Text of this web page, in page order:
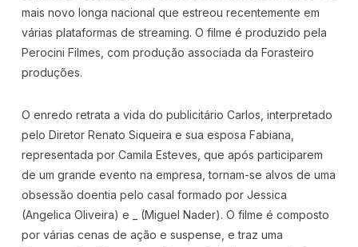
mais novo longa nacional que estreou recentemente em
várias plataformas de streaming. O filme é produzido pela
Perocini Filmes, com produção associada da Forasteiro
produções.
O enredo retrata a vida do publicitário Carlos, interpretado
pelo Diretor Renato Siqueira e sua esposa Fabiana,
representada por Camila Esteves, que após participarem
de um grande evento na empresa, tornam-se alvos de uma
obsessão doentia pelo casal formado por Jessica
(Angelica Oliveira) e _ (Miguel Nader). O filme é composto
por várias cenas de ação e suspense, e traz uma